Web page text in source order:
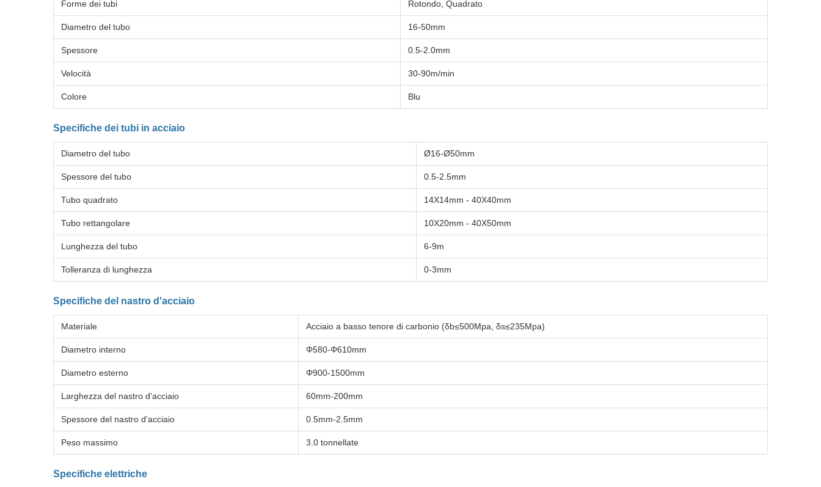
Forme dei tubi Rotondo, Quadrato
Diametro del tubo 16-50mm
Spessore 0.5-2.0mm
Velocità 30-90m/min
Colore Blu
Specifiche dei tubi in acciaio
Diametro del tubo Ø16-Ø50mm
Spessore del tubo 0.5-2.5mm
Tubo quadrato 14X14mm - 40X40mm
Tubo rettangolare 10X20mm - 40X50mm
Lunghezza del tubo 6-9m
Tolleranza di lunghezza 0-3mm
Specifiche del nastro d'acciaio
Materiale Acciaio a basso tenore di carbonio (δb≤500Mpa, δs≤235Mpa)
Diametro interno Φ580-Φ610mm
Diametro esterno Φ900-1500mm
Larghezza del nastro d'acciaio 60mm-200mm
Spessore del nastro d'acciaio 0.5mm-2.5mm
Peso massimo 3.0 tonnellate
Specifiche elettriche